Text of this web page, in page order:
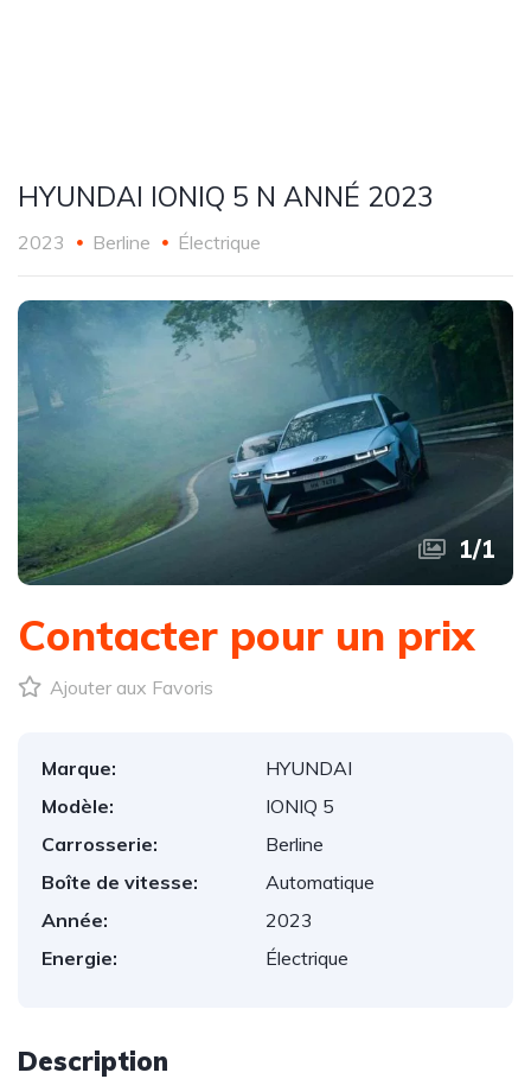
HYUNDAI IONIQ 5 N ANNÉ 2023
2023 Berline Électrique
1/1
Contacter pour un prix
Ajouter aux Favoris
Marque:
HYUNDAI
Modèle:
IONIQ 5
Carrosserie:
Berline
Boîte de vitesse:
Automatique
Année:
2023
Energie:
Électrique
Description